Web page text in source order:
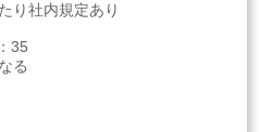
り社内規定あり
35
る